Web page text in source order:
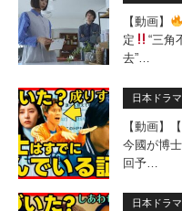
【動画】
定
“三角
去”…
日本ドラ
【動画】
今國が博
回予…
日本ドラ